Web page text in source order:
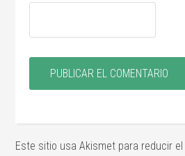
Este sitio usa Akismet para reducir